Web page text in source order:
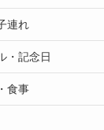
連れ
・記念日
食事